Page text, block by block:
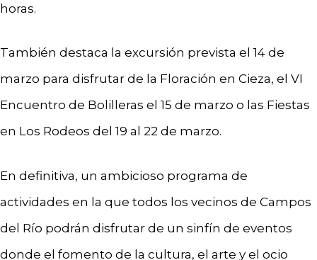
horas.
También destaca la excursión prevista el 14 de
marzo para disfrutar de la Floración en Cieza, el VI
Encuentro de Bolilleras el 15 de marzo o las Fiestas
en Los Rodeos del 19 al 22 de marzo.
En definitiva, un ambicioso programa de
actividades en la que todos los vecinos de Campos
del Río podrán disfrutar de un sinfín de eventos
donde el fomento de la cultura, el arte y el ocio